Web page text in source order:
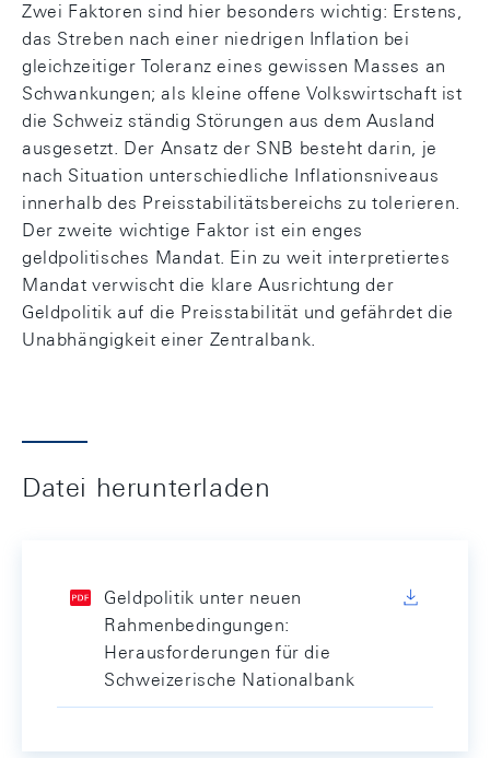
Zwei Faktoren sind hier besonders wichtig: Erstens,
das Streben nach einer niedrigen Inflation bei
gleichzeitiger Toleranz eines gewissen Masses an
Schwankungen; als kleine offene Volkswirtschaft ist
die Schweiz ständig Störungen aus dem Ausland
ausgesetzt. Der Ansatz der SNB besteht darin, je
nach Situation unterschiedliche Inflationsniveaus
innerhalb des Preisstabilitätsbereichs zu tolerieren.
Der zweite wichtige Faktor ist ein enges
geldpolitisches Mandat. Ein zu weit interpretiertes
Mandat verwischt die klare Ausrichtung der
Geldpolitik auf die Preisstabilität und gefährdet die
Unabhängigkeit einer Zentralbank.
Datei herunterladen
Geldpolitik unter neuen
Rahmenbedingungen:
Herausforderungen für die
Schweizerische Nationalbank